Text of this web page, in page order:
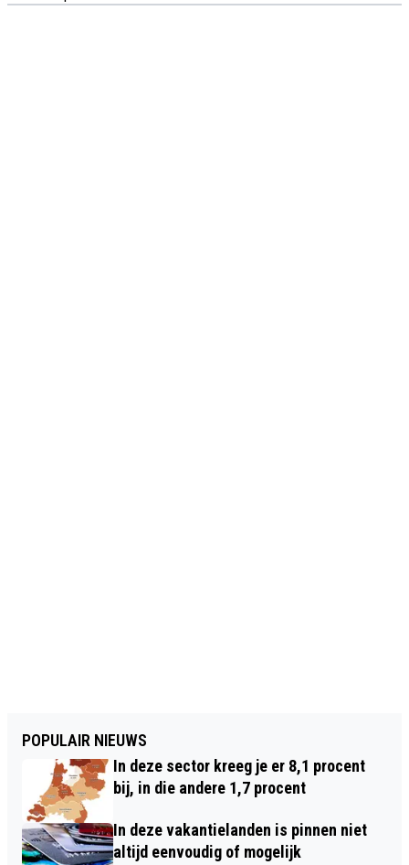
POPULAIR NIEUWS
In deze sector kreeg je er 8,1 procent
bij, in die andere 1,7 procent
In deze vakantielanden is pinnen niet
altijd eenvoudig of mogelijk